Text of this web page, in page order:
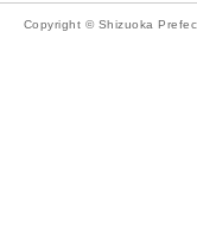
Copyright © Shizuoka